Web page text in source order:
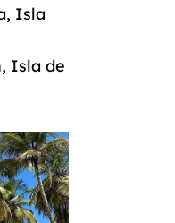
Isla
Isla de